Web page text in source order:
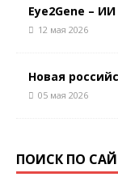
Eye2Gene –
12 мая 2026
Новая
05 мая 2026
ПОИСК ПО